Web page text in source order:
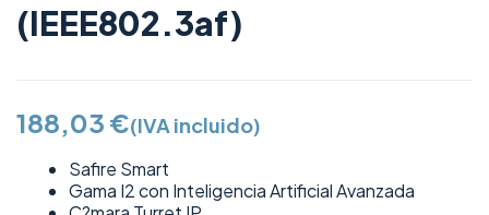
(IEEE802.3af)
188,03 €(IVA incluido)
Safire Smart
Gama I2 con Inteligencia Artificial Avanzada